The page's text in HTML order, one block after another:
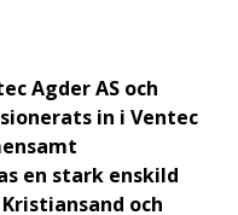
Agder AS och
in i Ventec
en stark enskild
och